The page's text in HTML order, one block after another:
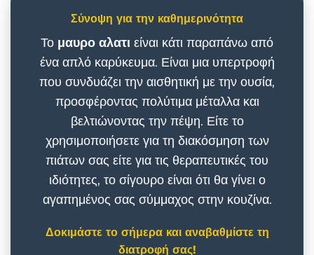
Σύνοψη για την καθημερινότητα
Το μαυρο αλατι είναι κάτι παραπάνω από
ένα απλό καρύκευμα. Είναι μια υπερτροφή
που συνδυάζει την αισθητική με την ουσία,
προσφέροντας πολύτιμα μέταλλα και
βελτιώνοντας την πέψη. Είτε το
χρησιμοποιήσετε για τη διακόσμηση των
πιάτων σας είτε για τις θεραπευτικές του
ιδιότητες, το σίγουρο είναι ότι θα γίνει ο
αγαπημένος σας σύμμαχος στην κουζίνα.
Δοκιμάστε το σήμερα και αναβαθμίστε τη
διατροφή σας!